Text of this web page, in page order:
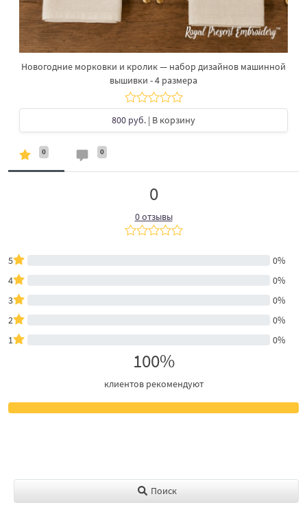
Новогодние морковки и кролик — набор дизайнов машинной
вышивки - 4 размера
800 руб. | В корзину
0 0
0
0 отзывы
5
0%
4
0%
3
0%
2
0%
1
0%
100%
клиентов рекомендуют
Поиск